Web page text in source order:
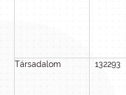
Társadalom 132293